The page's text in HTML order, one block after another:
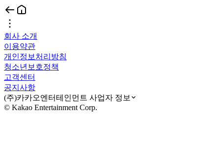
회사 소개
이용약관
개인정보처리방침
청소년보호정책
고객센터
공지사항
(주)카카오엔터테인먼트 사업자 정보
© Kakao Entertainment Corp.